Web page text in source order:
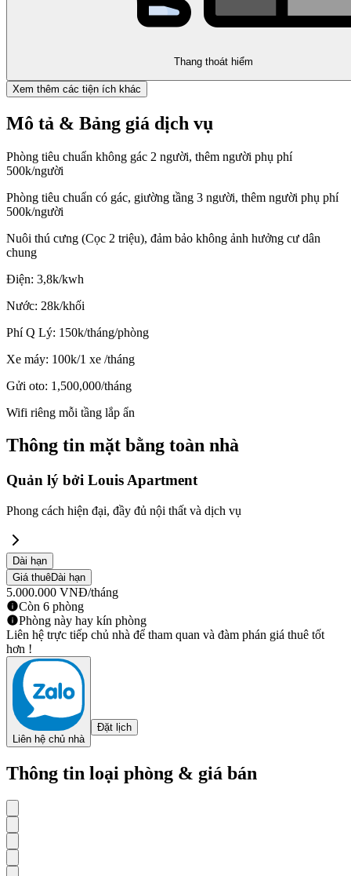
Thang thoát hiểm
Xem thêm các tiện ích khác
Mô tả & Bảng giá dịch vụ
Phòng tiêu chuẩn không gác 2 người, thêm người phụ phí
500k/người
Phòng tiêu chuẩn có gác, giường tầng 3 người, thêm người phụ phí
500k/người
Nuôi thú cưng (Cọc 2 triệu), đảm bảo không ảnh hưởng cư dân
chung
Điện: 3,8k/kwh
Nước: 28k/khối
Phí Q Lý: 150k/tháng/phòng
Xe máy: 100k/1 xe /tháng
Gửi oto: 1,500,000/tháng
Wifi riêng mỗi tầng lắp ẩn
Thông tin mặt bằng toàn nhà
Quản lý bởi Louis Apartment
Phong cách hiện đại, đầy đủ nội thất và dịch vụ
Dài hạn
Giá thuêDài hạn
5.000.000 VNĐ/tháng
Còn 6 phòng
Phòng này hay kín phòng
Liên hệ trực tiếp chủ nhà để tham quan và đàm phán giá thuê tốt
hơn !
Liên hệ chủ nhà
Đặt lịch
Thông tin loại phòng & giá bán